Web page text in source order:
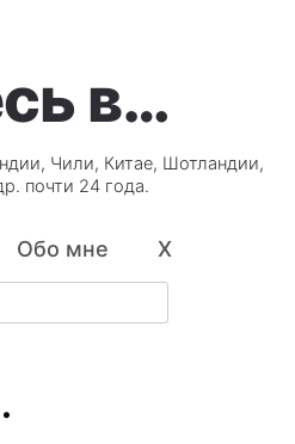
в…
Чили, Китае, Шотландии,
почти 24 года.
Обо мне X